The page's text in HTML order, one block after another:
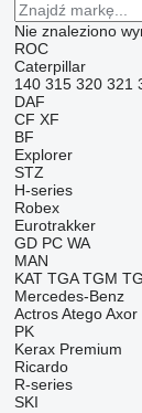
Nie znaleziono
ROC
Caterpillar
140 315 320 321
DAF
CF XF
BF
Explorer
STZ
H-series
Robex
Eurotrakker
GD PC WA
MAN
KAT TGA TGM
Mercedes-Benz
Actros Atego Axor
PK
Kerax Premium
Ricardo
R-series
SKI